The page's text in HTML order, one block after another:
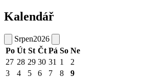
Kalendář
Srpen2026
Po Út St Čt Pá So Ne
27 28 29 30 31 1
2
3
4 5 6 7 8
9